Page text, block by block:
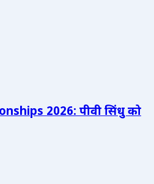
2026: पीवी सिंधु को